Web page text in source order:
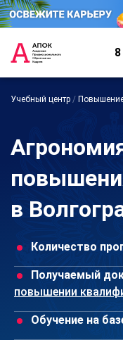
Учебный центр /
в
Количество
Получаемый
повышении
Обучение на